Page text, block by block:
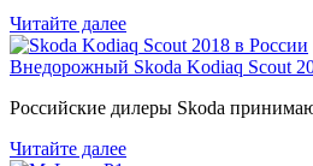
Читайте далее
Внедорожный Skoda Kodiaq Scout
Российские дилеры Skoda
Читайте далее